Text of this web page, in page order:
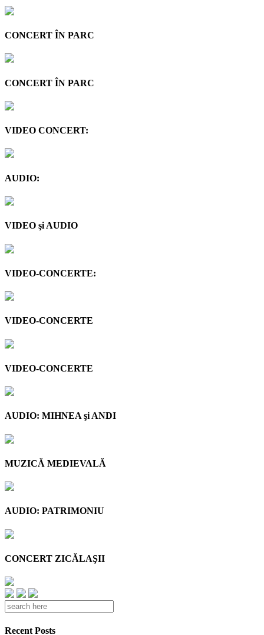
CONCERT ÎN PARC
CONCERT ÎN PARC
VIDEO CONCERT:
AUDIO:
VIDEO şi AUDIO
VIDEO-CONCERTE:
VIDEO-CONCERTE
VIDEO-CONCERTE
AUDIO: MIHNEA şi ANDI
MUZICĂ MEDIEVALĂ
AUDIO: PATRIMONIU
CONCERT ZICĂLAŞII
Recent Posts